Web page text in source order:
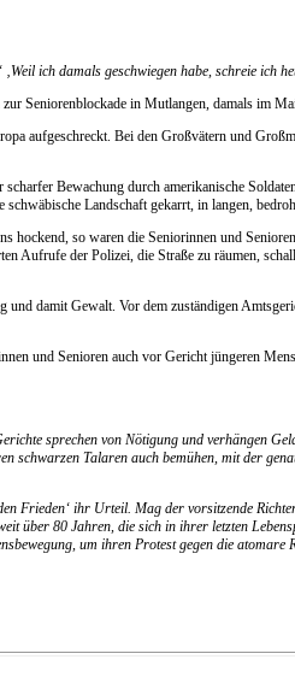
ich damals geschwiegen habe, schreie ich
Seniorenblockade in Mutlangen, damals im
aufgeschreckt. Bei den Großvätern und
Bewachung durch amerikanische
Landschaft gekarrt, in langen,
so waren die Seniorinnen und
Aufrufe der Polizei, die Straße zu räumen,
damit Gewalt. Vor dem zuständigen
und Senioren auch vor Gericht jüngeren
sprechen von Nötigung und verhängen
Talaren auch bemühen, mit der
Frieden‘ ihr Urteil. Mag der vorsitzende
80 Jahren, die sich in ihrer letzten
um ihren Protest gegen die